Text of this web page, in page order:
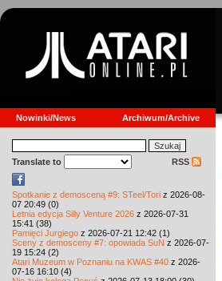
Nowinki/News Archiwum/Archive
Translate to RSS
Spotkanie z demosceną #9: STeel/Tori z 2026-08-
07 20:49 (0)
Letnia edycja Silly Venture 2026 z 2026-07-31
15:41 (38)
Pamięci Jurgiego z 2026-07-21 12:42 (1)
Sceny z demosceny #7: opowiada SuN z 2026-07-
19 15:24 (2)
Atari Muzeum w Poznaniu na KWAS #40 z 2026-
07-16 16:10 (4)